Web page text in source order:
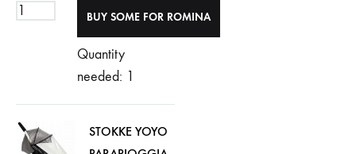
Quantity
needed: 1
STOKKE YOYO